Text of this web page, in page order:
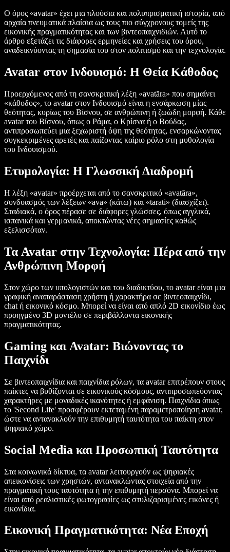
Ο όρος «avatar» έχει μια πλούσια και πολυπρισματική ιστορία, από
αρχαία πνευματικά πλαίσια ως τους πιο σύγχρονους τομείς της
εικονικής πραγματικότητας και των βιντεοπαιχνιδιών. Αυτό το
άρθρο εξετάζει τις διάφορες ερμηνείες και χρήσεις του όρου,
αναδεικνύοντας τη σημασία του στον πολιτισμό και την τεχνολογία.
Avatar στον Ινδουισμό: Η Θεία Κάθοδος
Προερχόμενος από τη σανσκριτική λέξη «avatāra» που σημαίνει
«κάθοδος», το avatar στον Ινδουισμό είναι η ενσάρκωση μίας
θεότητας, κυρίως του Βίσνου, σε ανθρώπινη ή ζωώδη μορφή. Κάθε
avatar του Βίσνου, όπως ο Ράμα, ο Κρίσνα ή ο Βούδας,
αντιπροσωπεύει μια ξεχωριστή όψη της θεότητας, ενσαρκώνοντας
συγκεκριμένες αρετές και παίζοντας καίριο ρόλο στη μυθολογία
του Ινδουισμού.
Ετυμολογία: Η Γλωσσική Διαδρομή
Η λέξη «avatar» προέρχεται από το σανσκριτικό «avatāra»,
συνδυασμός των λέξεων «ava» (κάτω) και «tarati» (διασχίζει).
Σταδιακά, ο όρος πέρασε σε διάφορες γλώσσες, όπως αγγλικά,
ισπανικά και γερμανικά, αποκτώντας νέες σημασίες καθώς
εξελισσόταν.
Τα Avatar στην Τεχνολογία: Πέρα από την
Ανθρώπινη Μορφή
Στον χώρο των υπολογιστών και του διαδικτύου, το avatar είναι μια
γραφική αναπαράσταση χρήστη ή χαρακτήρα σε βιντεοπαιχνίδι,
chat ή εικονικό κόσμο. Μπορεί να είναι από απλό 2D εικονίδιο έως
προηγμένο 3D μοντέλο σε περιβάλλοντα εικονικής
πραγματικότητας.
Gaming και Avatar: Βιώνοντας το
Παιχνίδι
Σε βιντεοπαιχνίδια και παιχνίδια ρόλων, τα avatar επιτρέπουν στους
παίκτες να βυθίζονται σε εικονικούς κόσμους, αντιπροσωπεύοντας
χαρακτήρες με μοναδικές ικανότητες ή εμφάνιση. Παιχνίδια όπως
το 'Second Life' προσφέρουν εκτεταμένη παραμετροποίηση avatar,
ώστε να αντανακλούν την επιθυμητή ταυτότητα του παίκτη στον
ψηφιακό χώρο.
Social Media και Προσωπική Ταυτότητα
Στα κοινωνικά δίκτυα, τα avatar λειτουργούν ως ψηφιακές
απεικονίσεις των χρηστών, αντανακλώντας στοιχεία από την
πραγματική τους ταυτότητα ή την επιθυμητή περσόνα. Μπορεί να
είναι από ρεαλιστικές φωτογραφίες ως στυλιζαρισμένες εικόνες ή
εικονίδια.
Εικονική Πραγματικότητα: Νέα Εποχή